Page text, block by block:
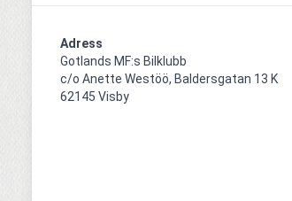
Adress
Gotlands MF:s Bilklubb
c/o Anette Westöö, Baldersgatan 13 K
62145 Visby